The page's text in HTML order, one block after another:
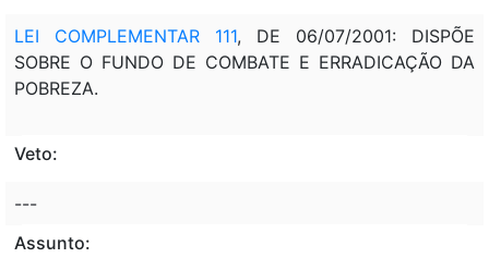
LEI COMPLEMENTAR 111, DE 06/07/2001: DISPÕE
SOBRE O FUNDO DE COMBATE E ERRADICAÇÃO DA
POBREZA.
Veto:
---
Assunto: